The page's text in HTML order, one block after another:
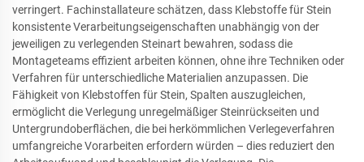
verringert. Fachinstallateure schätzen, dass Klebstoffe für Stein
konsistente Verarbeitungseigenschaften unabhängig von der
jeweiligen zu verlegenden Steinart bewahren, sodass die
Montageteams effizient arbeiten können, ohne ihre Techniken oder
Verfahren für unterschiedliche Materialien anzupassen. Die
Fähigkeit von Klebstoffen für Stein, Spalten auszugleichen,
ermöglicht die Verlegung unregelmäßiger Steinrückseiten und
Untergrundoberflächen, die bei herkömmlichen Verlegeverfahren
umfangreiche Vorarbeiten erfordern würden – dies reduziert den